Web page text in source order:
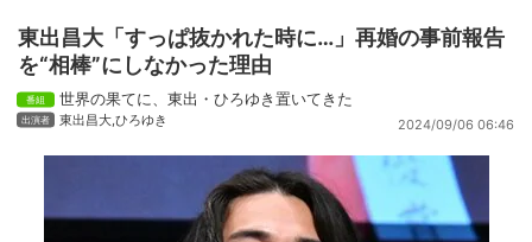
東出昌大「すっぱ抜かれた時に…」再婚の事前報告
を“相棒”にしなかった理由
世界の果てに、東出・ひろゆき置いてきた
東出昌大 ひろゆき 2024/09/06 06:46